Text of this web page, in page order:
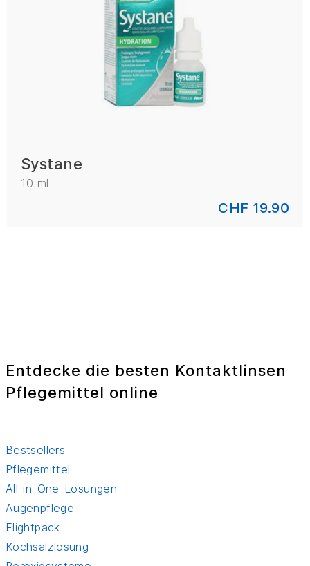
Systane
10 ml
CHF 19.90
Entdecke die besten Kontaktlinsen
Pflegemittel online
Bestsellers
Pflegemittel
All-in-One-Lösungen
Augenpflege
Flightpack
Kochsalzlösung